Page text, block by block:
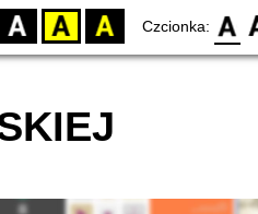
BW YB BY Czcionka: F0